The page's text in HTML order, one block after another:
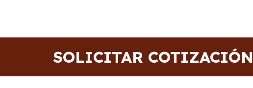
SOLICITAR COTIZACIÓN